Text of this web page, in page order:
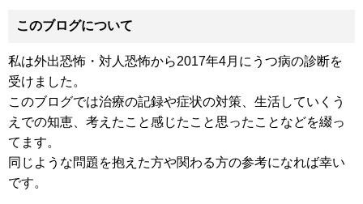
このブログについて
私は外出恐怖・対人恐怖から2017年4月にうつ病の診断を
受けました。
このブログでは治療の記録や症状の対策、生活していくう
えでの知恵、考えたこと感じたこと思ったことなどを綴っ
てます。
同じような問題を抱えた方や関わる方の参考になれば幸い
です。